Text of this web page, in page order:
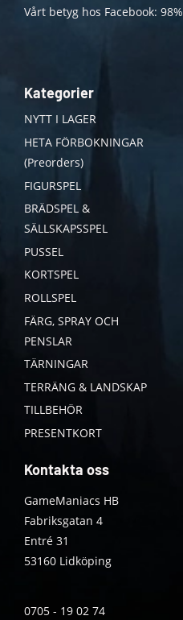
Vårt betyg hos Facebook: 98%
Kategorier
NYTT I LAGER
HETA FÖRBOKNINGAR
(Preorders)
FIGURSPEL
BRÄDSPEL &
SÄLLSKAPSSPEL
PUSSEL
KORTSPEL
ROLLSPEL
FÄRG, SPRAY OCH
PENSLAR
TÄRNINGAR
TERRÄNG & LANDSKAP
TILLBEHÖR
PRESENTKORT
Kontakta oss
GameManiacs HB
Fabriksgatan 4
Entré 31
53160 Lidköping
0705 - 19 02 74